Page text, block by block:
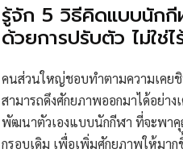
รู้จัก 5 วิธีคิดแบบนักกี
ด้วยการปรับตัว ไม่ใช่
คนส่วนใหญ่ชอบทำตามความเคย
สามารถดึงศักยภาพออกมาได้อย่าง
พัฒนาตัวเองแบบนักกีฬา ที่จะพาคุ
กรอบเดิม เพื่อเพิ่มศักยภาพให้มาก